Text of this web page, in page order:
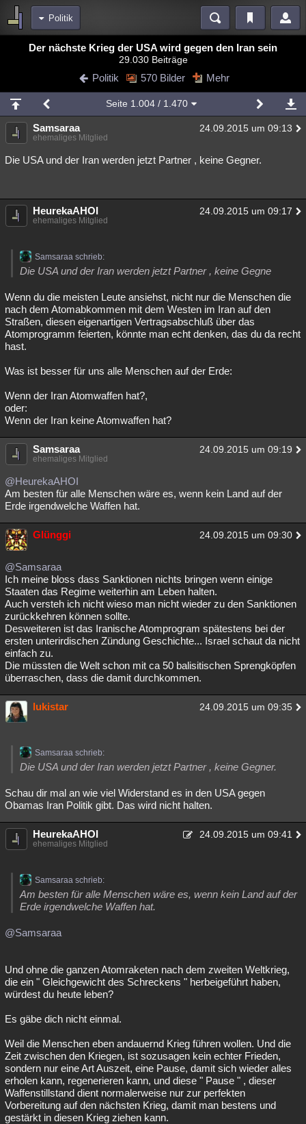
Politik
Bereiche
Diskussionen Blogs Videos
Chat Wiki Neuigkeiten
meine Rubriken
Menschen Wissenschaft Mystery Kriminalfälle
Spiritualität Verschwörungen Technologie Ufologie
weitere Rubriken
Philosophie Träume
Astronomie Helpdesk
Verbesserungen English
Übersichten
Besucht Teilgenommen Alle Neue Geschlossen
Lesenswert
Der nächste Krieg der USA wird gegen den Iran sein
29.030 Beiträge
Politik 570 Bilder Mehr
Seite 1.004/ 1.470
Samsaraa 24.09.2015 um 09:13
ehemaliges Mitglied
Die USA und der Iran werden jetzt Partner , keine Gegner.
HeurekaAHOI 24.09.2015 um 09:17
ehemaliges Mitglied
Samsaraa schrieb:
Die USA und der Iran werden jetzt Partner , keine Gegne
Wenn du die meisten Leute ansiehst, nicht nur die Menschen die
nach dem Atomabkommen mit dem Westen im Iran auf den
Straßen, diesen eigenartigen Vertragsabschluß über das
Atomprogramm feierten, könnte man echt denken, das du da recht
hast.
Was ist besser für uns alle Menschen auf der Erde:
Wenn der Iran Atomwaffen hat?,
oder:
Wenn der Iran keine Atomwaffen hat?
Samsaraa 24.09.2015 um 09:19
ehemaliges Mitglied
@HeurekaAHOI
Am besten für alle Menschen wäre es, wenn kein Land auf der
Erde irgendwelche Waffen hat.
Glünggi 24.09.2015 um 09:30
@Samsaraa
Ich meine bloss dass Sanktionen nichts bringen wenn einige
Staaten das Regime weiterhin am Leben halten.
Auch versteh ich nicht wieso man nicht wieder zu den Sanktionen
zurückkehren können sollte.
Desweiteren ist das Iranische Atomprogram spätestens bei der
ersten unterirdischen Zündung Geschichte... Israel schaut da nicht
einfach zu.
Die müssten die Welt schon mit ca 50 balisitischen Sprengköpfen
überraschen, dass die damit durchkommen.
lukistar 24.09.2015 um 09:35
Samsaraa schrieb:
Die USA und der Iran werden jetzt Partner , keine Gegner.
Schau dir mal an wie viel Widerstand es in den USA gegen
Obamas Iran Politik gibt. Das wird nicht halten.
HeurekaAHOI 24.09.2015 um 09:41
ehemaliges Mitglied
Samsaraa schrieb:
Am besten für alle Menschen wäre es, wenn kein Land auf der
Erde irgendwelche Waffen hat.
@Samsaraa
Und ohne die ganzen Atomraketen nach dem zweiten Weltkrieg,
die ein " Gleichgewicht des Schreckens " herbeigeführt haben,
würdest du heute leben?
Es gäbe dich nicht einmal.
Weil die Menschen eben andauernd Krieg führen wollen. Und die
Zeit zwischen den Kriegen, ist sozusagen kein echter Frieden,
sondern nur eine Art Auszeit, eine Pause, damit sich wieder alles
erholen kann, regenerieren kann, und diese " Pause " , dieser
Waffenstillstand dient normalerweise nur zur perfekten
Vorbereitung auf den nächsten Krieg, damit man bestens und
gestärkt in diesen Krieg ziehen kann.